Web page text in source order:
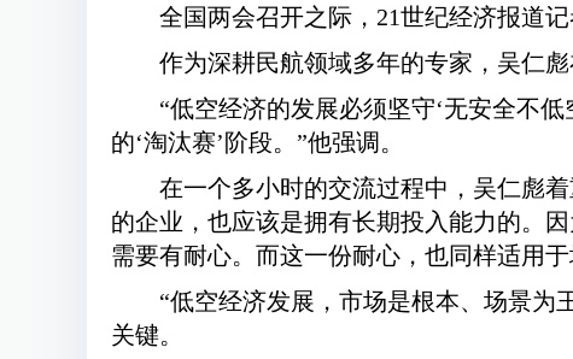
全国两会召开之际，21世纪经济报道
作为深耕民航领域多年的专家，吴仁
“低空经济的发展必须坚守‘无安全不
的‘淘汰赛’阶段。”他强调。
在一个多小时的交流过程中， 吴仁彪
的企业，也应该是拥有长期投入能力的。
需要有耐心。而这一份耐心，也同样适用于
“低空经济发展，市场是根本、场景为
关键。